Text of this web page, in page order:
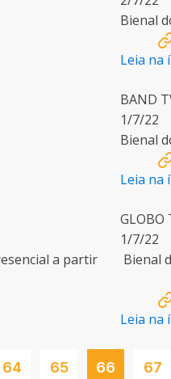
Bienal
Leia na
BAND
1/7/22
Bienal
Leia na
a partir
GLOBO
1/7/22
Bienal
Leia na
64 65 66 67